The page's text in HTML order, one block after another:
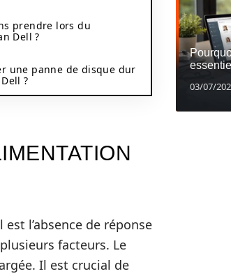
prendre lors du
Dell ?
une panne de disque dur
?
l’absence de réponse
facteurs. Le
Il est crucial de
03/07/